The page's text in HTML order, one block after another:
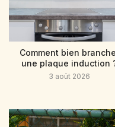
Comment bien
une plaque induction
3 août 2026